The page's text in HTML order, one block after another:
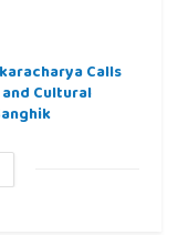
Calls
Cultural